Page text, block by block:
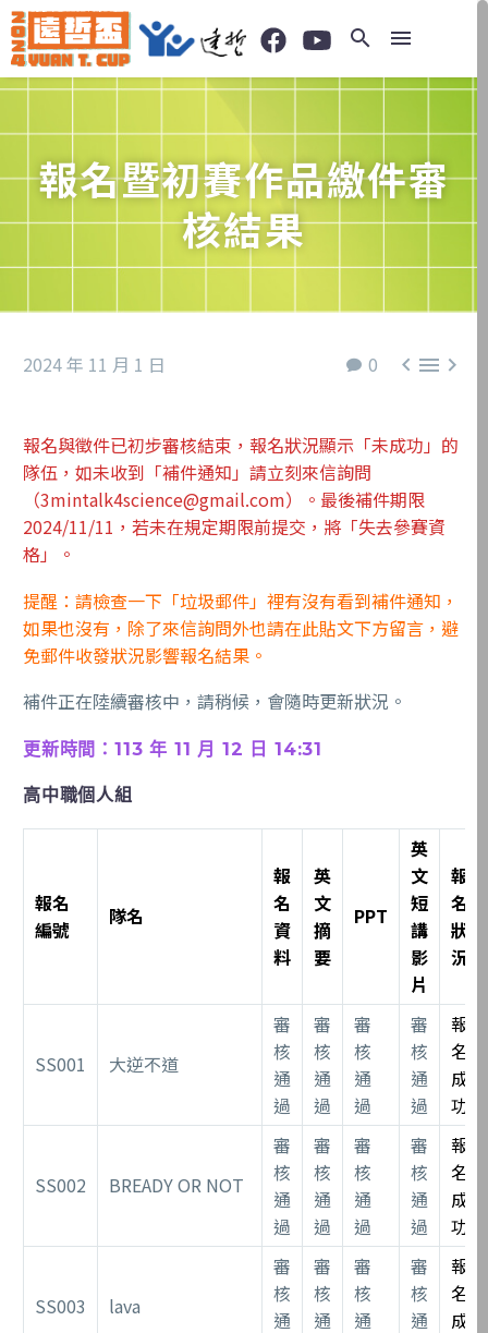
報名暨初賽作品繳件審
核結果
0   
2024 年 11 月 1 日
報名與徵件已初步審核結束，報名狀況顯示「未成功」的
隊伍，如未收到「補件通知」請立刻來信詢問
（3mintalk4science@gmail.com）。最後補件期限
2024/11/11，若未在規定期限前提交，將「失去參賽資
格」。
提醒：請檢查一下「垃圾郵件」裡有沒有看到補件通知，
如果也沒有，除了來信詢問外也請在此貼文下方留言，避
免郵件收發狀況影響報名結果。
補件正在陸續審核中，請稍候，會隨時更新狀況。
更新時間：113 年 11 月 12 日 14:31
高中職個人組
報名
編號
隊名
報
名
資
料
英
文
摘
要
PPT
英
文
短
講
影
片
報
名
狀
況
SS001 大逆不道
審
核
通
過
審
核
通
過
審
核
通
過
審
核
通
過
報
名
成
功
SS002 BREADY OR NOT
審
核
通
過
審
核
通
過
審
核
通
過
審
核
通
過
報
名
成
功
SS003 lava
審
核
通
審
核
通
審
核
通
審
核
通
報
名
成